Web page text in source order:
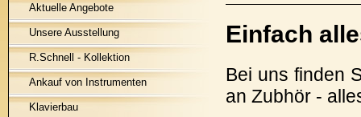
Aktuelle Angebote
Unsere Ausstellung
R.Schnell - Kollektion
Ankauf von Instrumenten
Klavierbau
Einfach
Bei uns finden
an Zubhör -